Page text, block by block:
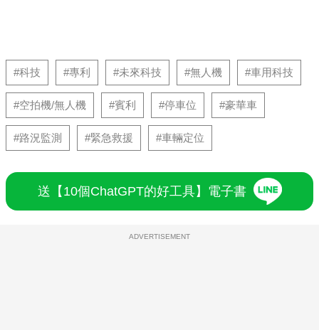
#科技 #專利 #未來科技 #無人機 #車用科技
#空拍機/無人機 #賓利 #停車位 #豪華車
#路況監測 #緊急救援 #車輛定位
送【10個ChatGPT的好工具】電子書
ADVERTISEMENT